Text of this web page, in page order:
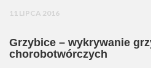
11 LIPCA 2016
Grzybice – wykrywanie
chorobotwórczych